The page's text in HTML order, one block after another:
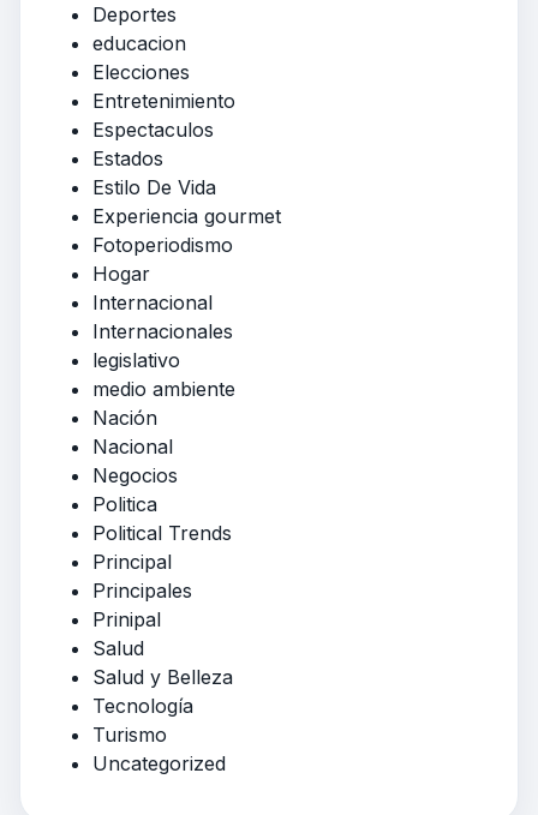
Deportes
educacion
Elecciones
Entretenimiento
Espectaculos
Estados
Estilo De Vida
Experiencia gourmet
Fotoperiodismo
Hogar
Internacional
Internacionales
legislativo
medio ambiente
Nación
Nacional
Negocios
Politica
Political Trends
Principal
Principales
Prinipal
Salud
Salud y Belleza
Tecnología
Turismo
Uncategorized